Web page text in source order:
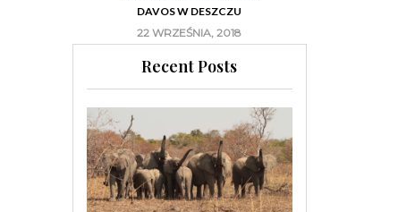
DAVOS W DESZCZU
22 WRZEŚNIA, 2018
Recent Posts